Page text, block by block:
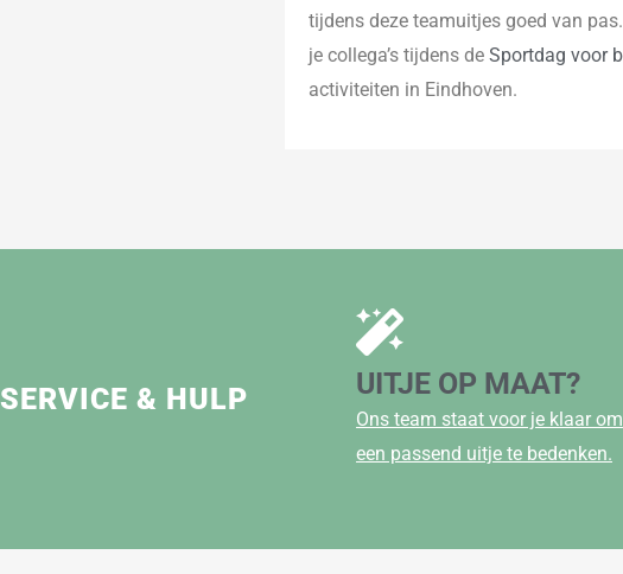
tijdens deze teamuitjes goed van
je collega’s tijdens de Sportdag voor
activiteiten in Eindhoven.
SERVICE & HULP UITJE OP MAAT?
Ons team staat voor je klaar om
een passend uitje te bedenken.